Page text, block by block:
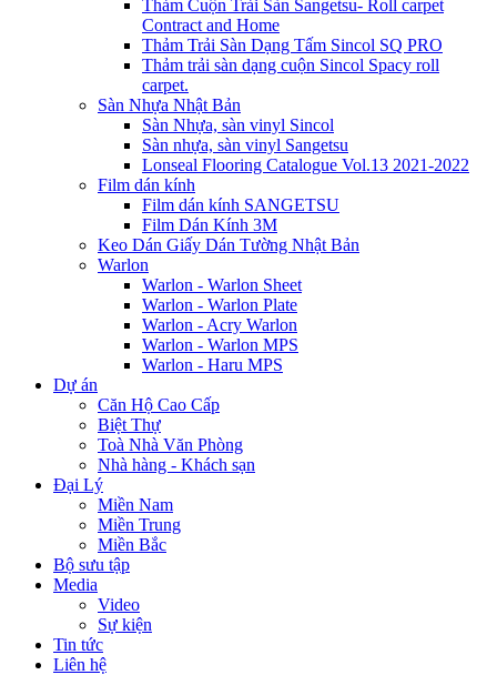
Thảm Cuộn Trải Sàn Sangetsu- Roll carpet
Contract and Home
Thảm Trải Sàn Dạng Tấm Sincol SQ PRO
Thảm trải sàn dạng cuộn Sincol Spacy roll
carpet.
Sàn Nhựa Nhật Bản
Sàn Nhựa, sàn vinyl Sincol
Sàn nhựa, sàn vinyl Sangetsu
Lonseal Flooring Catalogue Vol.13 2021-2022
Film dán kính
Film dán kính SANGETSU
Film Dán Kính 3M
Keo Dán Giấy Dán Tường Nhật Bản
Warlon
Warlon - Warlon Sheet
Warlon - Warlon Plate
Warlon - Acry Warlon
Warlon - Warlon MPS
Warlon - Haru MPS
Dự án
Căn Hộ Cao Cấp
Biệt Thự
Toà Nhà Văn Phòng
Nhà hàng - Khách sạn
Đại Lý
Miền Nam
Miền Trung
Miền Bắc
Bộ sưu tập
Media
Video
Sự kiện
Tin tức
Liên hệ